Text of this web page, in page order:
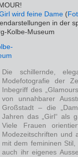
wird feine Dame (
in der
Kolbe-Museum
Die schillernde,
Modefotografie der
Inbegriff des
von unnahbarer
Großstadt – die
Jahren das „Girl“ als
Viele Frauen
Modezeitschriften und
mit dem femininen
auch ihr eigenes